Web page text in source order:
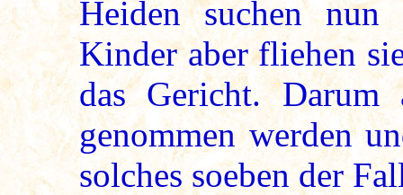
Heiden suchen
Kinder aber fliehen
das Gericht.
genommen werden
solches soeben der